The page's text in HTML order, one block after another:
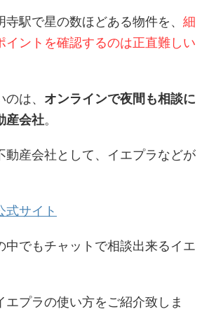
駅で星の数ほどある物件を、 細
イントを確認するのは正直難しい
は、 オンラインで夜間も相談に
産会社。
動産会社として、イエプラなどが
式サイト
中でもチャットで相談出来るイエ
エプラの使い方をご紹介致しま